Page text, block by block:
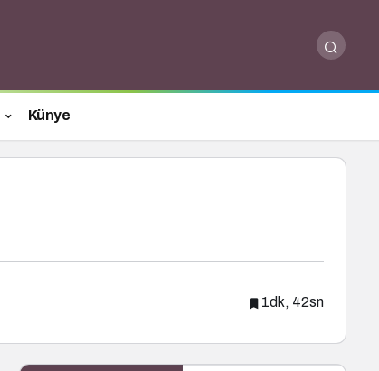
Künye
1dk, 42sn